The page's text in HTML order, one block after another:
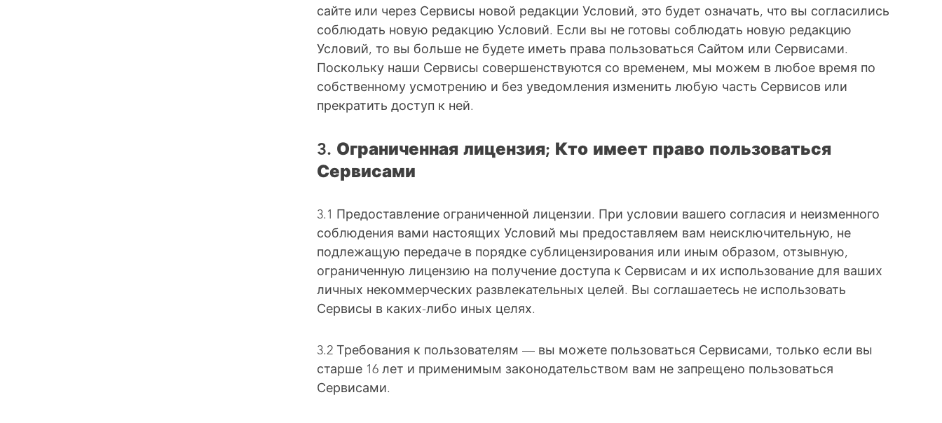
сайте или через Сервисы новой редакции Условий, это будет означать, что вы согласились
соблюдать новую редакцию Условий. Если вы не готовы соблюдать новую редакцию
Условий, то вы больше не будете иметь права пользоваться Сайтом или Сервисами.
Поскольку наши Сервисы совершенствуются со временем, мы можем в любое время по
собственному усмотрению и без уведомления изменить любую часть Сервисов или
прекратить доступ к ней.
3. Ограниченная лицензия; Кто имеет право пользоваться
Сервисами
3.1 Предоставление ограниченной лицензии. При условии вашего согласия и неизменного
соблюдения вами настоящих Условий мы предоставляем вам неисключительную, не
подлежащую передаче в порядке сублицензирования или иным образом, отзывную,
ограниченную лицензию на получение доступа к Сервисам и их использование для ваших
личных некоммерческих развлекательных целей. Вы соглашаетесь не использовать
Сервисы в каких-либо иных целях.
3.2 Требования к пользователям — вы можете пользоваться Сервисами, только если вы
старше 16 лет и применимым законодательством вам не запрещено пользоваться
Сервисами.